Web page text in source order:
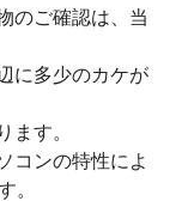
のご確認は、当
に多少のカケが
ます。
コンの特性によ
。